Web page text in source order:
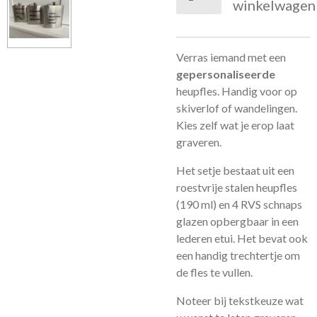
winkelwagen
Verras iemand met een
gepersonaliseerde
heupfles. Handig voor op
skiverlof of wandelingen.
Kies zelf wat je erop laat
graveren.
Het setje bestaat uit een
roestvrije stalen heupfles
(190 ml) en 4 RVS schnaps
glazen opbergbaar in een
lederen etui. Het bevat ook
een handig trechtertje om
de fles te vullen.
Noteer bij tekstkeuze wat